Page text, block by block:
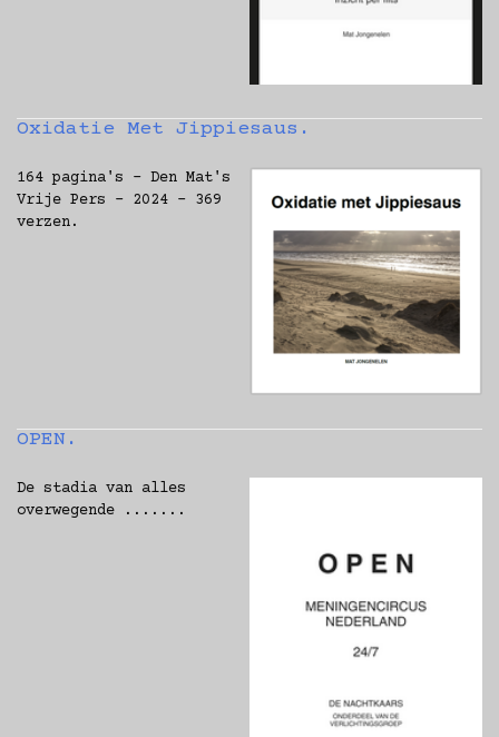
Oxidatie Met Jippiesaus.
164 pagina's - Den Mat's
Vrije Pers - 2024 - 369
verzen.
OPEN.
De stadia van alles
overwegende .......